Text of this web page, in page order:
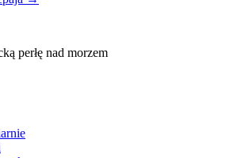
perłę nad morzem